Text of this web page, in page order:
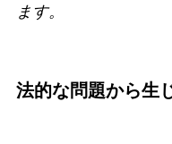
ます。
法的な問題から生